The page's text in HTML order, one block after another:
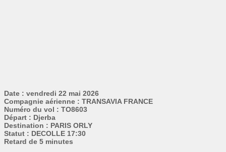
Date : vendredi 22 mai 2026
Compagnie aérienne : TRANSAVIA FRANCE
Numéro du vol : TO8603
Départ : Djerba
Destination : PARIS ORLY
Statut : DECOLLE 17:30
Retard de 5 minutes